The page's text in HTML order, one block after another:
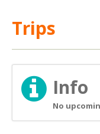
Trips
Info
No